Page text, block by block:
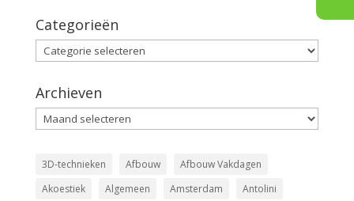
Categorieën
Categorieën
Archieven
Archieven
3D-technieken Afbouw
Afbouw Vakdagen
Akoestiek
Algemeen Amsterdam
Antolini